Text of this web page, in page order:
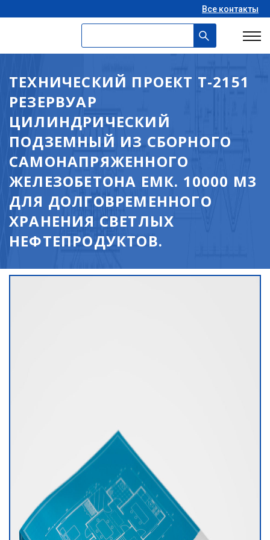
Все контакты
ТЕХНИЧЕСКИЙ ПРОЕКТ Т-2151
РЕЗЕРВУАР
ЦИЛИНДРИЧЕСКИЙ
ПОДЗЕМНЫЙ ИЗ СБОРНОГО
САМОНАПРЯЖЕННОГО
ЖЕЛЕЗОБЕТОНА ЕМК. 10000 М3
ДЛЯ ДОЛГОВРЕМЕННОГО
ХРАНЕНИЯ СВЕТЛЫХ
НЕФТЕПРОДУКТОВ.